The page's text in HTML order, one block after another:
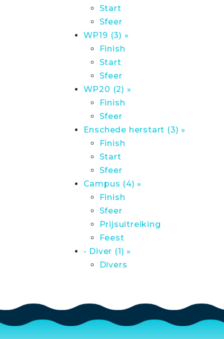
Start
Sfeer
WP19 (3) »
Finish
Start
Sfeer
WP20 (2) »
Finish
Sfeer
Enschede herstart (3) »
Finish
Start
Sfeer
Campus (4) »
Finish
Sfeer
Prijsuitreiking
Feest
- Diver (1) »
Divers